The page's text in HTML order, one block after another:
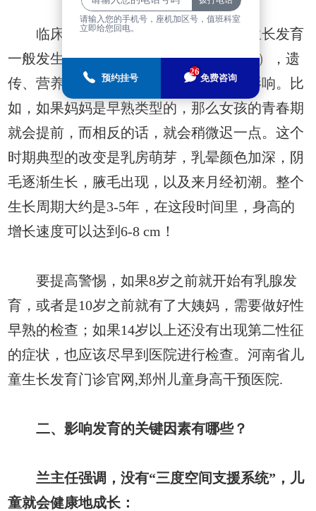
临床资料和医学研究表明，女性的生长发育
一般发生在8-13岁（大部分时间是9-11岁），遗
传、营养和环境等都会对其产生明显的影响。比
如，如果妈妈是早熟类型的，那么女孩的青春期
就会提前，而相反的话，就会稍微迟一点。这个
时期典型的改变是乳房萌芽，乳晕颜色加深，阴
毛逐渐生长，腋毛出现，以及来月经初潮。整个
生长周期大约是3-5年，在这段时间里，身高的
增长速度可以达到6-8 cm！
要提高警惕，如果8岁之前就开始有乳腺发
育，或者是10岁之前就有了大姨妈，需要做好性
早熟的检查；如果14岁以上还没有出现第二性征
的症状，也应该尽早到医院进行检查。河南省儿
童生长发育门诊官网,郑州儿童身高干预医院.
二、影响发育的关键因素有哪些？
兰主任强调，没有“三度空间支援系统”，儿
童就会健康地成长：
请输入您的手机号，座机加区号，值班科室
立即给您回电。
预约挂号
26
免费咨询